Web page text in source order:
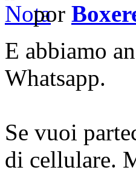
por
E abbiamo
Whatsapp.
Se vuoi
di cellulare.